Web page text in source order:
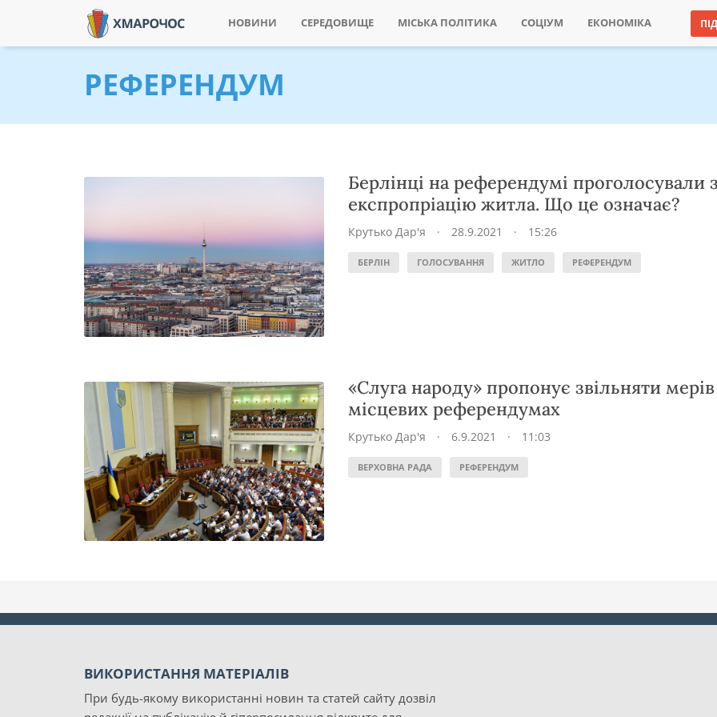
НОВИНИ СЕРЕДОВИЩЕ МІСЬКА ПОЛІТИКА СОЦІУМ ЕКОНОМІКА
РЕФЕРЕНДУМ
Берлінці на референдумі проголосували
експропріацію житла. Що це означає?
Крутько Дар'я · 28.9.2021 · 15:26
БЕРЛІН ГОЛОСУВАННЯ ЖИТЛО РЕФЕРЕНДУМ
«Слуга народу» пропонує звільняти
місцевих референдумах
Крутько Дар'я · 6.9.2021 · 11:03
ВЕРХОВНА РАДА РЕФЕРЕНДУМ
ВИКОРИСТАННЯ МАТЕРІАЛІВ
При будь-якому використанні новин та статей сайту дозвіл